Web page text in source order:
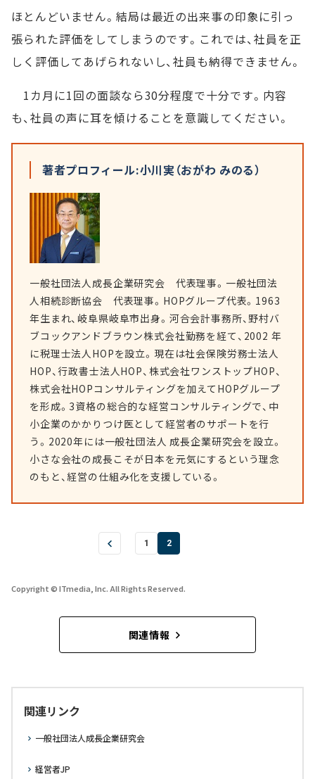
ほとんどいません。結局は最近の出来事の印象に引っ
張られた評価をしてしまうのです。これでは、社員を正
しく評価してあげられないし、社員も納得できません。
1カ月に1回の面談なら30分程度で十分です。内容
も、社員の声に耳を傾けることを意識してください。
著者プロフィール:小川実（おがわ みのる）
一般社団法人成長企業研究会 代表理事。一般社団法
人相続診断協会 代表理事。HOPグループ代表。1963
年生まれ、岐阜県岐阜市出身。河合会計事務所、野村バ
ブコックアンドブラウン株式会社勤務を経て、2002 年
に税理士法人HOPを設立。現在は社会保険労務士法人
HOP、行政書士法人HOP、株式会社ワンストップHOP、
株式会社HOPコンサルティングを加えてHOPグループ
を形成。3資格の総合的な経営コンサルティングで、中
小企業のかかりつけ医として経営者のサポートを行
う。2020年には一般社団法人 成長企業研究会を設立。
小さな会社の成長こそが日本を元気にするという理念
のもと、経営の仕組み化を支援している。
1 2
Copyright © ITmedia, Inc. All Rights Reserved.
関連情報
関連リンク
一般社団法人成長企業研究会
経営者JP